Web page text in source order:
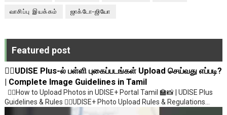
வாசிப்பு இயக்கம் ஜாக்டோ-ஜியோ
Featured post
💁‍♂️UDISE Plus-ல் பள்ளி புகைப்படங்கள் Upload செய்வது எப்படி?
| Complete Image Guidelines in Tamil
💁‍♂️How to Upload Photos in UDISE+ Portal Tamil 🏫📸 | UDISE Plus
Guidelines & Rules 💁‍♂️UDISE+ Photo Upload Rules & Regulations...